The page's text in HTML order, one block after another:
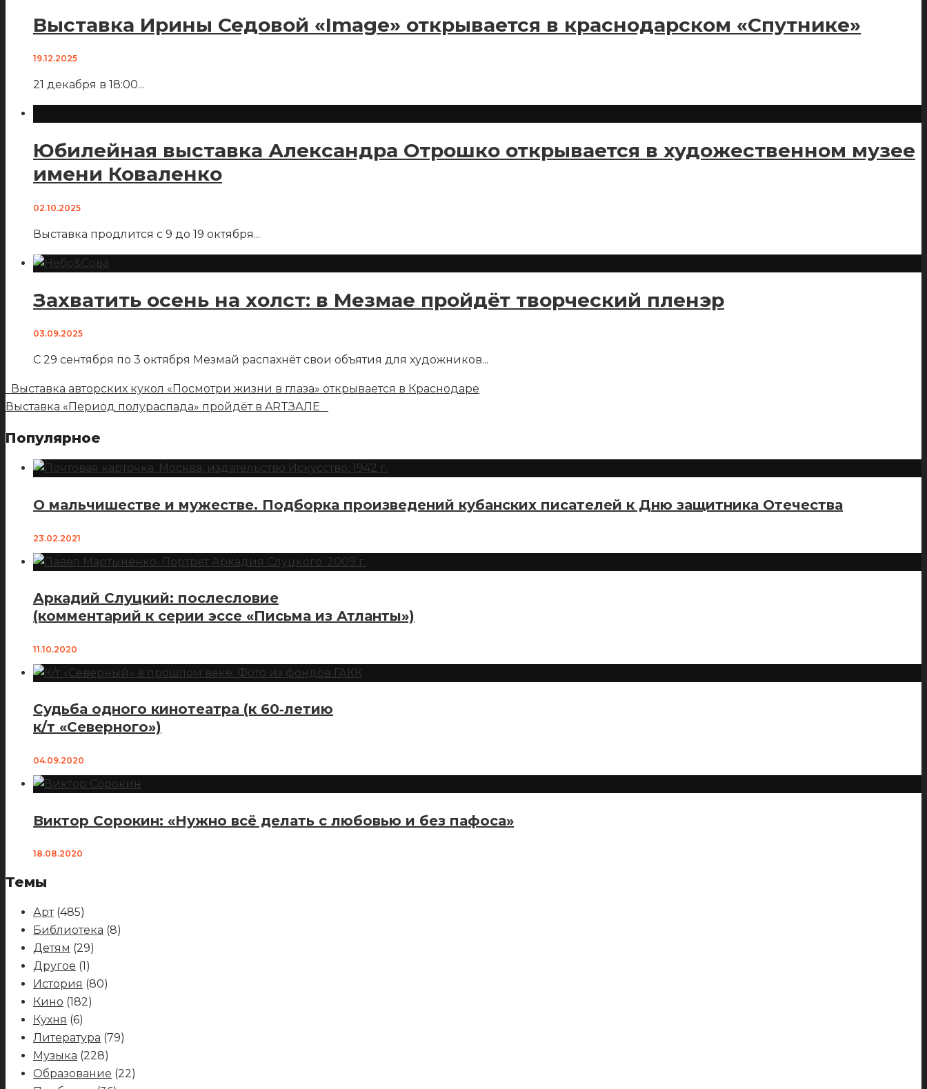
Выставка Ирины Седовой «Image» открывается в краснодарском «Спутнике»
19.12.2025
21 декабря в 18:00...
Юбилейная выставка Александра Отрошко открывается в художественном музее
имени Коваленко
02.10.2025
Выставка продлится с 9 до 19 октября...
Захватить осень на холст: в Мезмае пройдёт творческий пленэр
03.09.2025
С 29 сентября по 3 октября Мезмай распахнёт свои объятия для художников...
Выставка авторских кукол «Посмотри жизни в глаза» открывается в Краснодаре
Выставка «Период полураспада» пройдёт в ARTЗАЛЕ
Популярное
О мальчишестве и мужестве. Подборка произведений кубанских писателей к Дню защитника Отечества
23.02.2021
Аркадий Слуцкий: послесловие
(комментарий к серии эссе «Письма из Атланты»)
11.10.2020
Судьба одного кинотеатра (к 60‑летию
к/т «Северного»)
04.09.2020
Виктор Сорокин: «Нужно всё делать с любовью и без пафоса»
18.08.2020
Темы
Арт(485)
Библиотека (8)
Детям (29)
Другое (1)
История (80)
Кино (182)
Кухня (6)
Литература (79)
Музыка (228)
Образование (22)